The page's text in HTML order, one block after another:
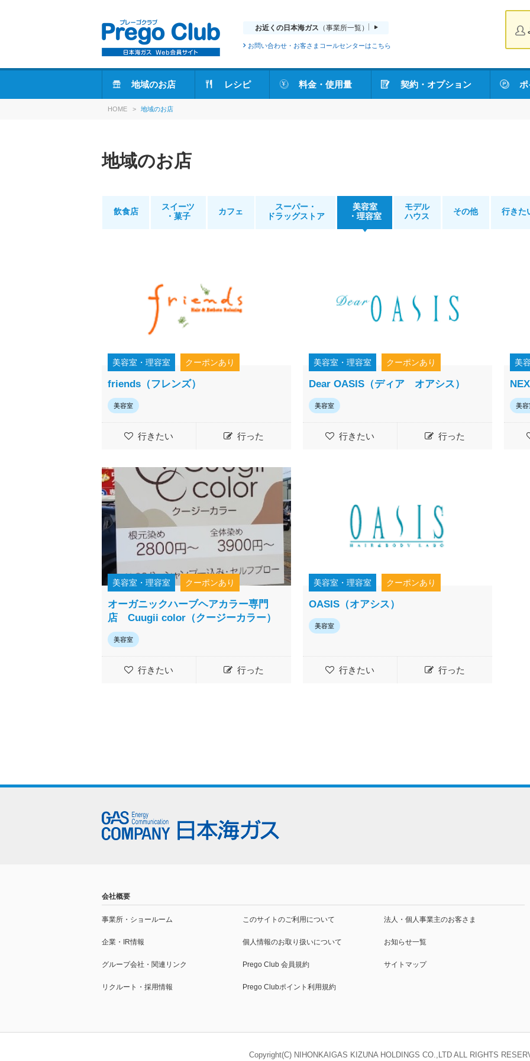
お近くの日本海ガス （事業所一覧）
お問い合わせ・お客さまコールセンターはこちら
地域のお店 レシピ 料金・使用量 契約・オプション ポ
HOME > 地域のお店
地域のお店
飲食店
スイーツ
・菓子
カフェ
スーパー・
ドラッグストア
美容室
・理容室
モデル
ハウス
その他 行きた
美容室・理容室 クーポンあり
friends（フレンズ）
美容室
行きたい 行った
美容室・理容室 クーポンあり
Dear OASIS（ディア オアシス）
美容室
行きたい 行った
美
美容
美容室・理容室 クーポンあり
オーガニックハーブヘアカラー専門
店 Cuugii color（クージーカラー）
美容室
行きたい 行った
美容室・理容室 クーポンあり
OASIS（オアシス）
美容室
行きたい 行った
会社概要
事業所・ ショールーム
企業・IR情報
グループ会社・ 関連リンク
リクルート・採用情報
このサイトのご利用について
個人情報のお取り扱いについて
Prego Club会員規約
Prego Clubポイント利用規約
法人・個人事業主のお客さま
お知らせ一覧
サイトマップ
Copyright(C) NIHONKAIGAS KIZUNA HOLDINGS CO.,LTD ALL RIGHTS